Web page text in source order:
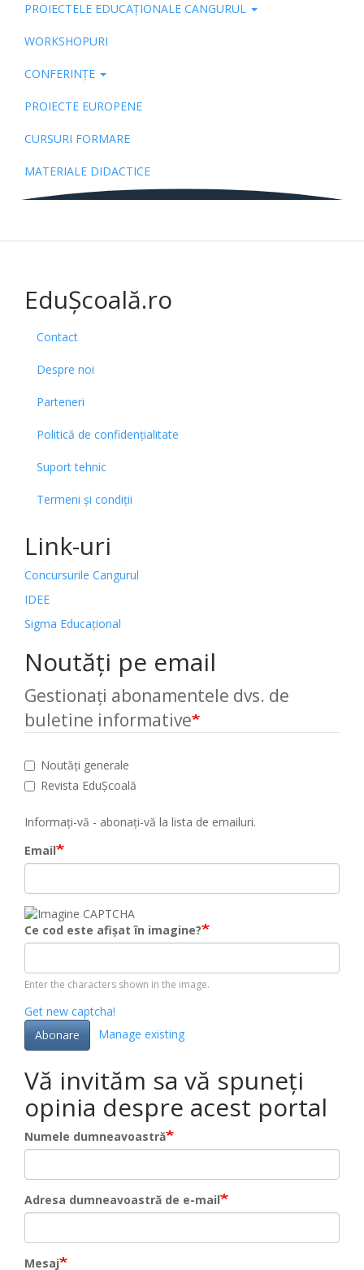
PROIECTELE EDUCAȚIONALE CANGURUL
WORKSHOPURI
CONFERINȚE
PROIECTE EUROPENE
CURSURI FORMARE
MATERIALE DIDACTICE
EduȘcoală.ro
Contact
Despre noi
Parteneri
Politică de confidențialitate
Suport tehnic
Termeni și condiții
Link-uri
Concursurile Cangurul
IDEE
Sigma Educațional
Noutăți pe email
Gestionați abonamentele dvs. de
buletine informative
Noutăți generale
Revista EduȘcoală
Informați-vă - abonați-vă la lista de emailuri.
Email
Ce cod este afișat în imagine?
Enter the characters shown in the image.
Get new captcha!
Abonare
Manage existing
Vă invităm sa vă spuneți
opinia despre acest portal
Numele dumneavoastră
Adresa dumneavoastră de e-mail
Mesaj